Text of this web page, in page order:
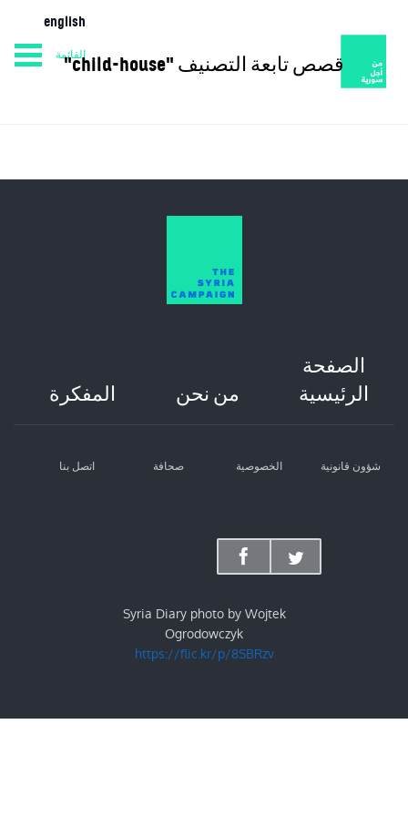
الصفحة الرئيسية المفكرة من نحن
english
القائمة قصص تابعة التصنيف "child-house"
الصفحة
الرئيسية
من نحن المفكرة
شؤون قانونية الخصوصية صحافة اتصل بنا
Syria Diary photo by Wojtek
Ogrodowczyk
https://flic.kr/p/8SBRzv